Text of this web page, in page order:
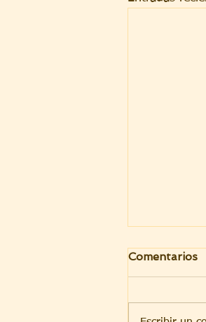
Comentarios